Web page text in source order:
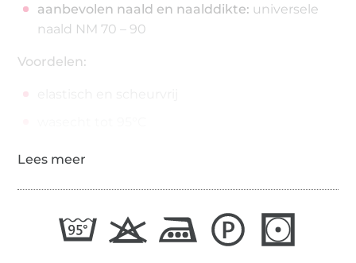
aanbevolen naald en naalddikte: universele
naald NM 70 – 90
Voordelen: